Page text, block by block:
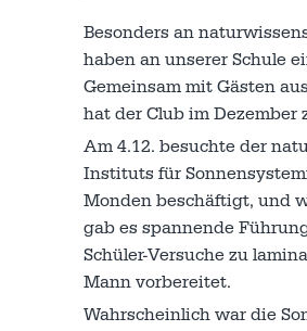
Besonders an
haben an unserer Schule
Gemeinsam mit Gästen
hat der Club im
Am 4.12. besuchte der
Instituts für
Monden beschäftigt, und
gab es spannende
Schüler-Versuche zu
Mann vorbereitet.
Wahrscheinlich war die